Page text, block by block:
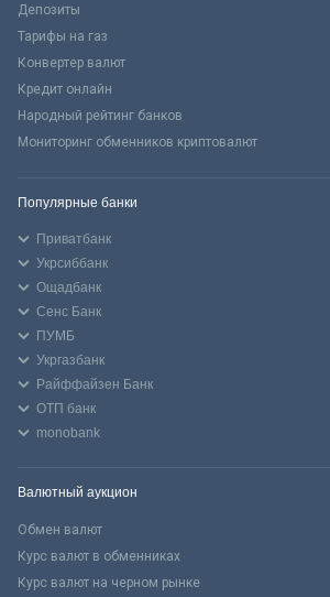
Депозиты
Тарифы на газ
Конвертер валют
Кредит онлайн
Народный рейтинг банков
Мониторинг обменников криптовалют
Популярные банки
Приватбанк
Укрсиббанк
Ощадбанк
Сенс Банк
ПУМБ
Укргазбанк
Райффайзен Банк
ОТП банк
monobank
Валютный аукцион
Обмен валют
Курс валют в обменниках
Курс валют на черном рынке